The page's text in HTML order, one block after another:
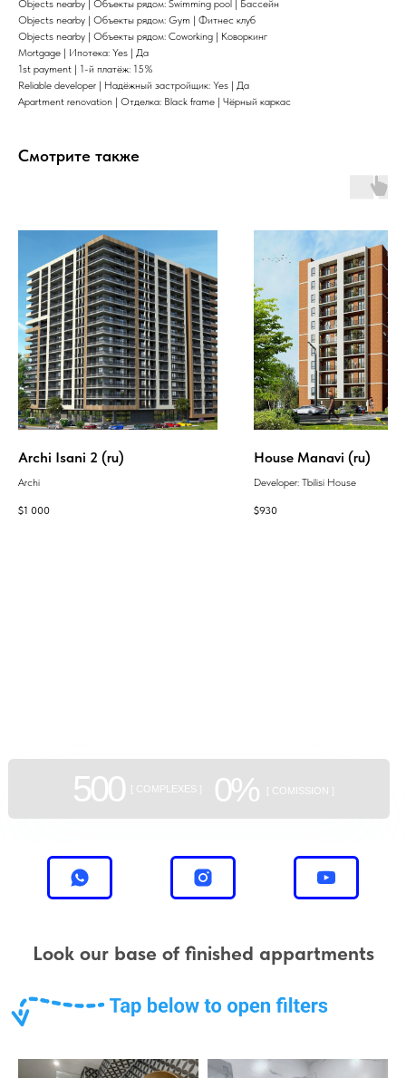
Objects nearby | Объекты рядом: Swimming pool | Бассейн
Objects nearby | Объекты рядом: Gym | Фитнес клуб
Objects nearby | Объекты рядом: Coworking | Коворкинг
Mortgage | Ипотека: Yes | Да
1st payment | 1-й платёж: 15%
Reliable developer | Надёжный застройщик: Yes | Да
Apartment renovation | Отделка: Black frame | Чёрный каркас
Смотрите также
Archi Isani 2 (ru)
Archi
$1 000
House Manavi (ru)
Developer: Tbilisi House
$930
500 0%
[ COMPLEXES ] [ COMISSION ]
Look our base of finished appartments